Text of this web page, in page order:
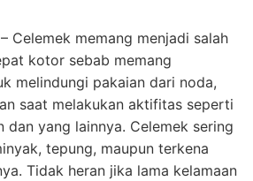
Celemek memang menjadi salah
kotor sebab memang
melindungi pakaian dari noda,
saat melakukan aktifitas seperti
dan yang lainnya. Celemek sering
tepung, maupun terkena
Tidak heran jika lama kelamaan